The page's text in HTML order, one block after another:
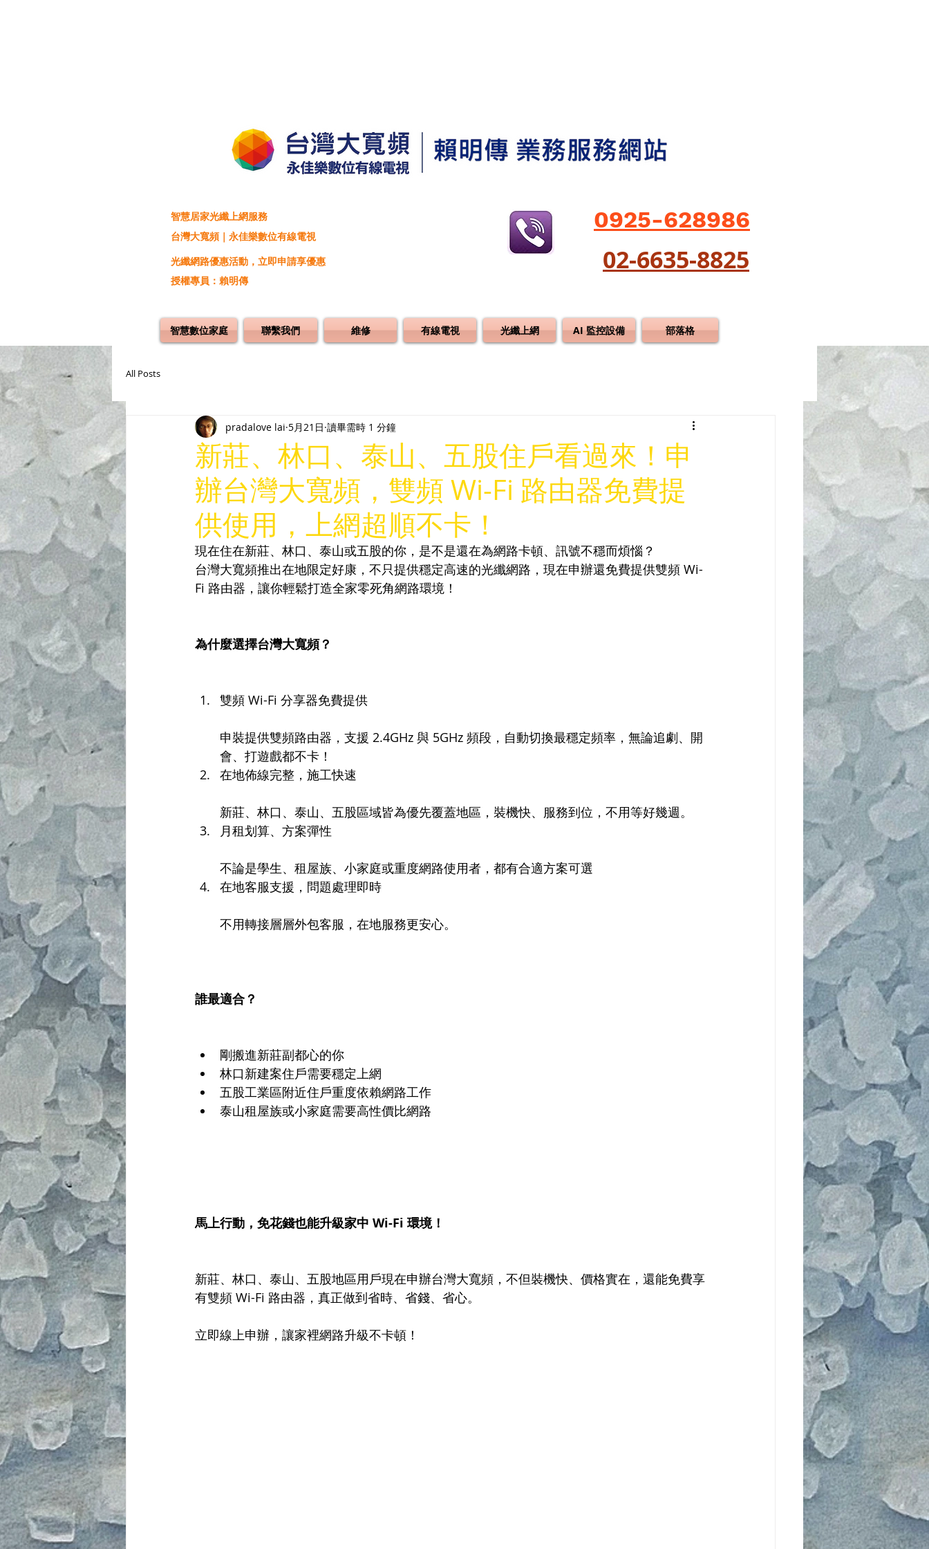
台灣大寬頻｜永佳樂數位有線電視
智慧居家光纖上網服務
光纖網路優惠活動，立即申請享優惠
0925-628986
​02-6635-8825
授權專員：賴明傳
智慧數位家庭 聯繫我們 維修 有線電視 光纖上網 AI 監控設備 部落格
All Posts
新莊、林口、泰山、五股住戶看過來！申
辦台灣大寬頻，雙頻 Wi-Fi 路由器免費提
供使用，上網超順不卡！
pradalove lai 5月21日 讀畢需時 1 分鐘
現在住在新莊、林口、泰山或五股的你，是不是還在為網路卡頓、訊號不穩而煩惱？
台灣大寬頻推出在地限定好康，不只提供穩定高速的光纖網路，現在申辦還免費提供雙頻 Wi-
Fi 路由器，讓你輕鬆打造全家零死角網路環境！
為什麼選擇台灣大寬頻？
雙頻 Wi-Fi 分享器免費提供
申裝提供雙頻路由器，支援 2.4GHz 與 5GHz 頻段，自動切換最穩定頻率，無論追劇、開
會、打遊戲都不卡！
在地佈線完整，施工快速
新莊、林口、泰山、五股區域皆為優先覆蓋地區，裝機快、服務到位，不用等好幾週。
月租划算、方案彈性
不論是學生、租屋族、小家庭或重度網路使用者，都有合適方案可選
在地客服支援，問題處理即時
不用轉接層層外包客服，在地服務更安心。
誰最適合？
剛搬進新莊副都心的你
林口新建案住戶需要穩定上網
五股工業區附近住戶重度依賴網路工作
泰山租屋族或小家庭需要高性價比網路
馬上行動，免花錢也能升級家中 Wi-Fi 環境！
新莊、林口、泰山、五股地區用戶現在申辦台灣大寬頻，不但裝機快、價格實在，還能免費享
有雙頻 Wi-Fi 路由器，真正做到省時、省錢、省心。
立即線上申辦，讓家裡網路升級不卡頓！